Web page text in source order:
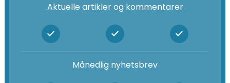
Aktuelle artikler og kommentarer
Månedlig nyhetsbrev